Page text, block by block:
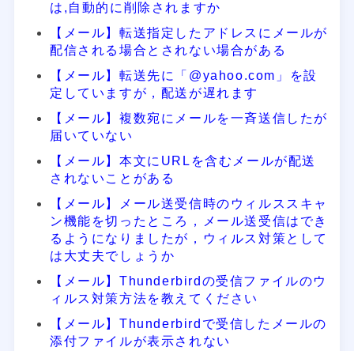
は,自動的に削除されますか
【メール】転送指定したアドレスにメールが
配信される場合とされない場合がある
【メール】転送先に「@yahoo.com」を設
定していますが，配送が遅れます
【メール】複数宛にメールを一斉送信したが
届いていない
【メール】本文にURLを含むメールが配送
されないことがある
【メール】メール送受信時のウィルススキャ
ン機能を切ったところ，メール送受信はでき
るようになりましたが，ウィルス対策として
は大丈夫でしょうか
【メール】Thunderbirdの受信ファイルのウ
ィルス対策方法を教えてください
【メール】Thunderbirdで受信したメールの
添付ファイルが表示されない